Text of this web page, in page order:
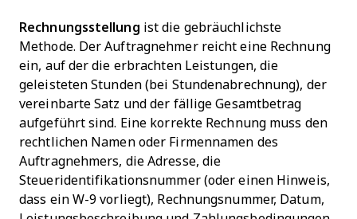
Rechnungsstellung ist die gebräuchlichste
Methode. Der Auftragnehmer reicht eine Rechnung
ein, auf der die erbrachten Leistungen, die
geleisteten Stunden (bei Stundenabrechnung), der
vereinbarte Satz und der fällige Gesamtbetrag
aufgeführt sind. Eine korrekte Rechnung muss den
rechtlichen Namen oder Firmennamen des
Auftragnehmers, die Adresse, die
Steueridentifikationsnummer (oder einen Hinweis,
dass ein W-9 vorliegt), Rechnungsnummer, Datum,